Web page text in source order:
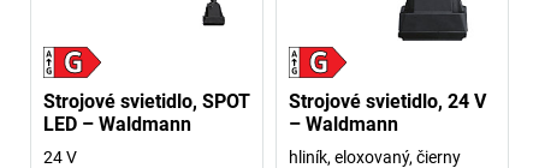
Strojové svietidlo, SPOT
LED – Waldmann
24 V
Strojové svietidlo, 24 V
– Waldmann
hliník, eloxovaný, čierny